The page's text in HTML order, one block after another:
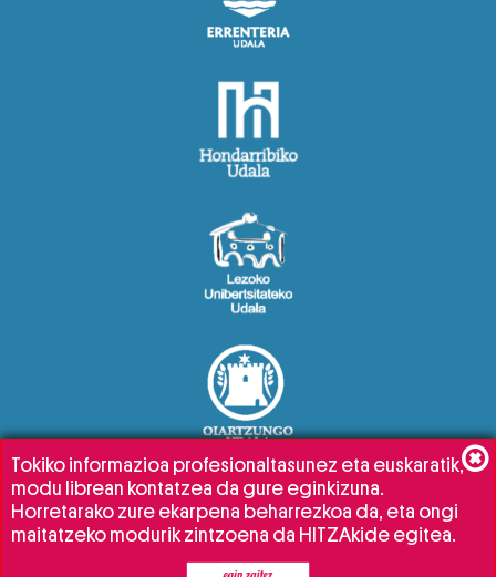
Tokiko informazioa profesionaltasunez eta euskaratik,
modu librean kontatzea da gure eginkizuna.
Horretarako zure ekarpena beharrezkoa da, eta ongi
maitatzeko modurik zintzoena da HITZAkide egitea.